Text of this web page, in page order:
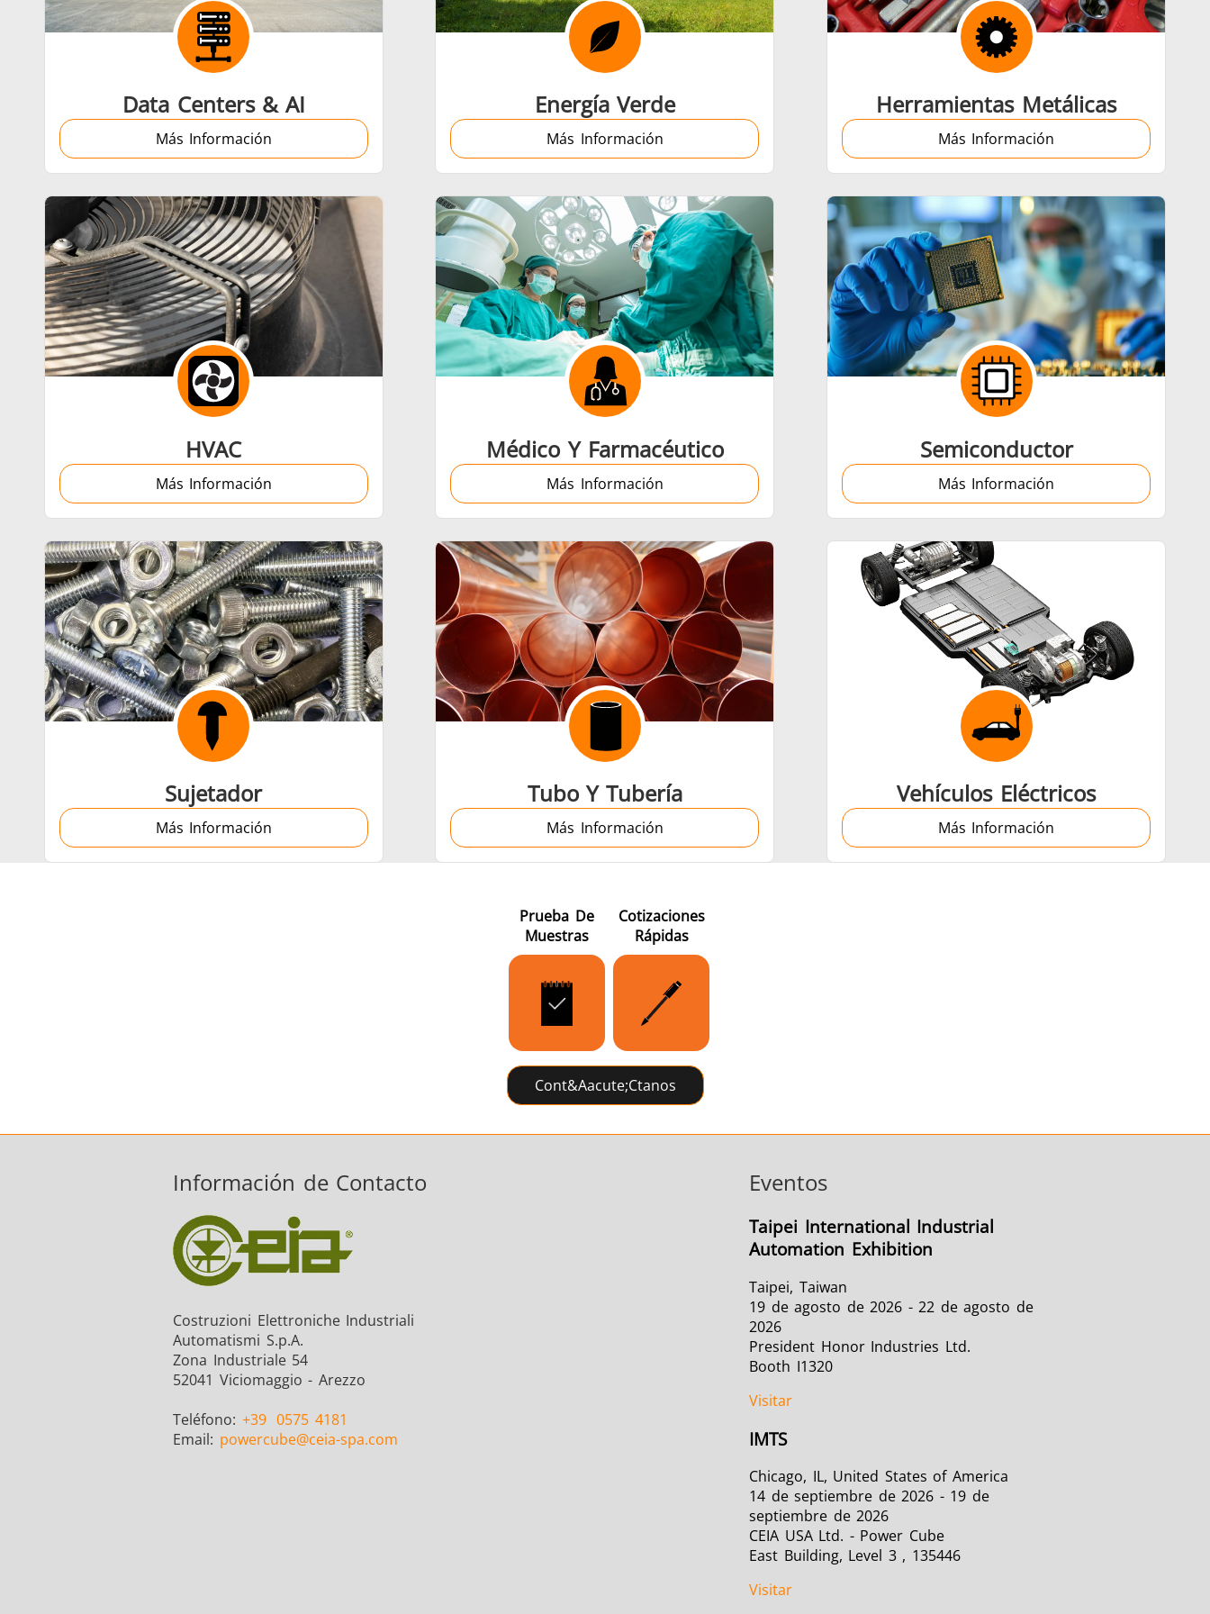
Aeroespacial Data Centers & AI
Energía verde Herramientas metálicas HVAC Médico y farmacéutico
Semiconductor Sujetador Tubo y tubería Vehículos eléctricos
Data Centers & AI
Más Información
Energía Verde
Más Información
Herramientas Metálicas
Más Información
HVAC
Más Información
Médico Y Farmacéutico
Más Información
Semiconductor
Más Información
Sujetador
Más Información
Tubo Y Tubería
Más Información
Vehículos Eléctricos
Más Información
Prueba De
Muestras
Cotizaciones
Rápidas
Cont&aacute;ctanos
Información de Contacto
Costruzioni Elettroniche Industriali
Automatismi S.p.A.
Zona Industriale 54
52041 Viciomaggio - Arezzo
Teléfono: +39 0575 4181
Email: powercube@ceia-spa.com
Eventos
Taipei International Industrial
Automation Exhibition
Taipei, Taiwan
19 de agosto de 2026 - 22 de agosto de
2026
President Honor Industries Ltd.
Booth I1320
Visitar
IMTS
Chicago, IL, United States of America
14 de septiembre de 2026 - 19 de
septiembre de 2026
CEIA USA Ltd. - Power Cube
East Building, Level 3 , 135446
Visitar